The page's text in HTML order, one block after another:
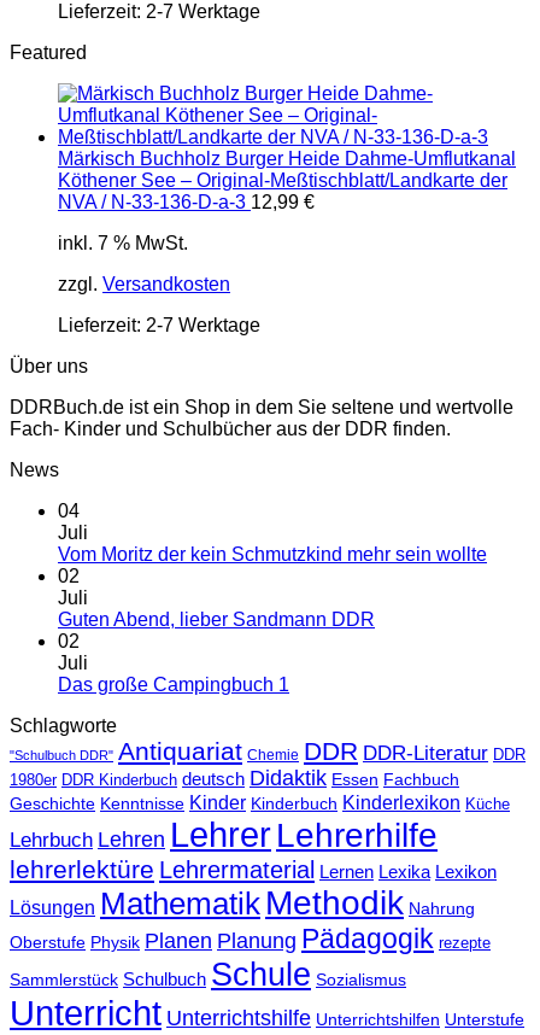
Lieferzeit: 2-7 Werktage
Featured
Märkisch Buchholz Burger Heide Dahme-Umflutkanal
Köthener See – Original-Meßtischblatt/Landkarte der
NVA / N-33-136-D-a-3 12,99 €
inkl. 7 % MwSt.
zzgl. Versandkosten
Lieferzeit: 2-7 Werktage
Über uns
DDRBuch.de ist ein Shop in dem Sie seltene und wertvolle
Fach- Kinder und Schulbücher aus der DDR finden.
News
04
Juli
Vom Moritz der kein Schmutzkind mehr sein wollte
02
Juli
Guten Abend, lieber Sandmann DDR
02
Juli
Das große Campingbuch 1
Schlagworte
"Schulbuch DDR" Antiquariat Chemie DDR DDR-Literatur DDR
1980er DDR Kinderbuch deutsch Didaktik Essen Fachbuch
Geschichte Kenntnisse Kinder Kinderbuch Kinderlexikon Küche
Lehrbuch Lehren LehrerLehrerhilfe
lehrerlektüre Lehrermaterial Lernen Lexika Lexikon
Lösungen Mathematik Methodik Nahrung
Oberstufe Physik Planen Planung Pädagogik rezepte
Sammlerstück Schulbuch Schule Sozialismus
Unterricht Unterrichtshilfe Unterrichtshilfen Unterstufe